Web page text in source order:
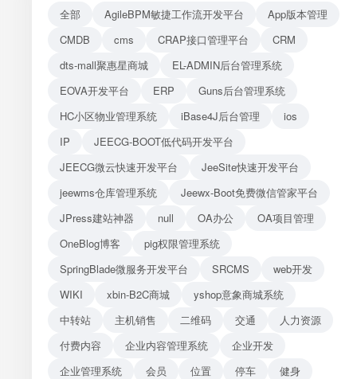
接口测试全部 AgileBPM敏捷工作流开发平台
App版本管理
CMDB
cms CRAP接口管理平台
CRM
dts-mall聚惠星商城
EL-ADMIN后台管理系统
EOVA开发平台
ERP
Guns后台管理系统
HC小区物业管理系统
iBase4J后台管理
ios
IP
JEECG-BOOT低代码开发平台
JEECG微云快速开发平台
JeeSite快速开发平台
jeewms仓库管理系统
Jeewx-Boot免费微信管家平台
JPress建站神器
null OA办公
OA项目管理
OneBlog博客
pig权限管理系统
SpringBlade微服务开发平台
SRCMS
web开发
WIKI
xbin-B2C商城
yshop意象商城系统
中转站
主机销售 二维码 交通
人力资源
付费内容
企业内容管理系统
企业开发
企业管理系统
会员 位置 停车
健身